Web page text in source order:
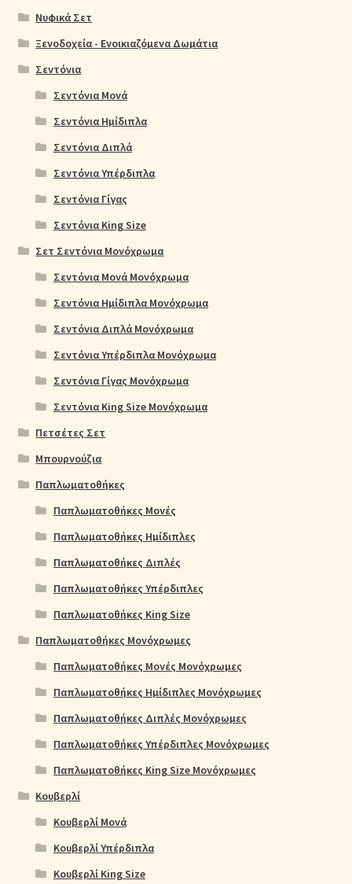
Νυφικά Σετ
Ξενοδοχεία - Ενοικιαζόμενα Δωμάτια
Σεντόνια
Σεντόνια Μονά
Σεντόνια Ημίδιπλα
Σεντόνια Διπλά
Σεντόνια Υπέρδιπλα
Σεντόνια Γίγας
Σεντόνια King Size
Σετ Σεντόνια Μονόχρωμα
Σεντόνια Μονά Μονόχρωμα
Σεντόνια Ημίδιπλα Μονόχρωμα
Σεντόνια Διπλά Μονόχρωμα
Σεντόνια Υπέρδιπλα Μονόχρωμα
Σεντόνια Γίγας Μονόχρωμα
Σεντόνια King Size Μονόχρωμα
Πετσέτες Σετ
Μπουρνούζια
Παπλωματοθήκες
Παπλωματοθήκες Μονές
Παπλωματοθήκες Ημίδιπλες
Παπλωματοθήκες Διπλές
Παπλωματοθήκες Υπέρδιπλες
Παπλωματοθήκες King Size
Παπλωματοθήκες Μονόχρωμες
Παπλωματοθήκες Μονές Μονόχρωμες
Παπλωματοθήκες Ημίδιπλες Μονόχρωμες
Παπλωματοθήκες Διπλές Μονόχρωμες
Παπλωματοθήκες Υπέρδιπλες Μονόχρωμες
Παπλωματοθήκες King Size Μονόχρωμες
Κουβερλί
Κουβερλί Μονά
Κουβερλί Υπέρδιπλα
Κουβερλί King Size